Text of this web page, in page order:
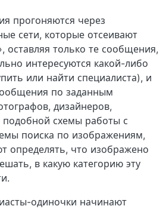
прогоняются через
сети, которые отсеивают
оставляя только те сообщения,
интересуются какой-либо
или найти специалиста), и
по заданным
дизайнеров,
подобной схемы работы с
поиска по изображениям,
определять, что изображено
в какую категорию эту
одиночки начинают